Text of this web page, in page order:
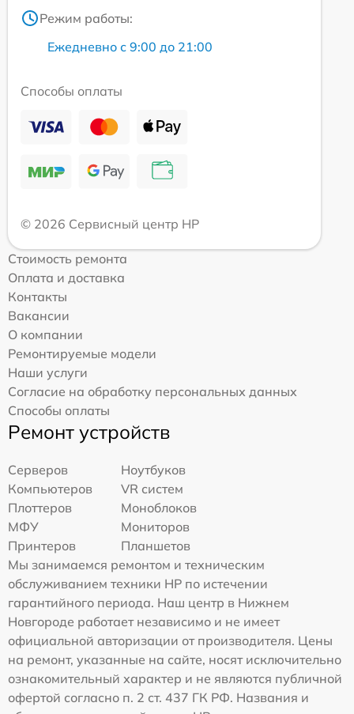
Режим работы:
Ежедневно с 9:00 до 21:00
Способы оплаты
© 2026 Сервисный центр HP
Стоимость ремонта
Оплата и доставка
Контакты
Вакансии
О компании
Ремонтируемые модели
Наши услуги
Согласие на обработку персональных данных
Способы оплаты
Ремонт устройств
Серверов
Ноутбуков
Компьютеров
VR систем
Плоттеров
Моноблоков
МФУ
Мониторов
Принтеров
Планшетов
Мы занимаемся ремонтом и техническим
обслуживанием техники HP по истечении
гарантийного периода. Наш центр в Нижнем
Новгороде работает независимо и не имеет
официальной авторизации от производителя. Цены
на ремонт, указанные на сайте, носят исключительно
ознакомительный характер и не являются публичной
офертой согласно п. 2 ст. 437 ГК РФ. Названия и